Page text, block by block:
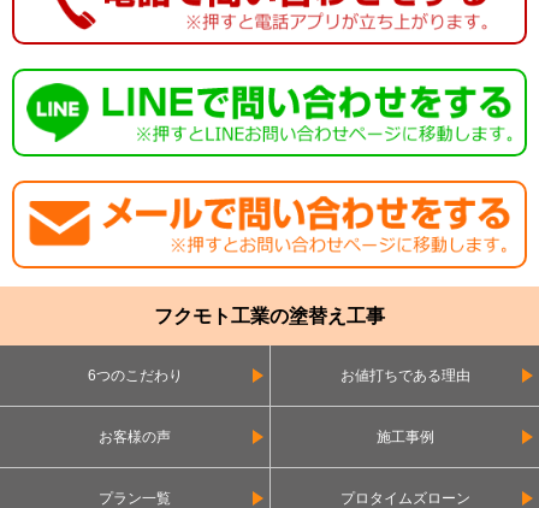
フクモト工業の塗替え工事
6つのこだわり お値打ちである理由
お客様の声 施工事例
プラン一覧 プロタイムズローン